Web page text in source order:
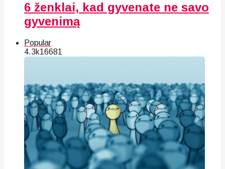
6 ženklai, kad gyvenate ne savo
gyvenimą
Popular
4.3k16681